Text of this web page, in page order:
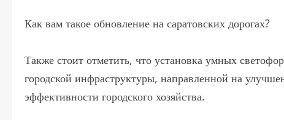
Как вам такое обновление на саратовских дорогах?
Также стоит отметить, что установка умных
городской инфраструктуры, направленной на
эффективности городского хозяйства.